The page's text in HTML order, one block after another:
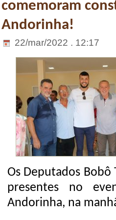
comemoram
Andorinha!
22/mar/2022 . 12:17
Os Deputados Bobô
presentes no
Andorinha, na